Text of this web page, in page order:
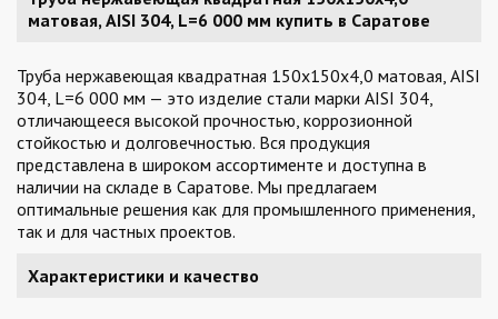
матовая, AISI 304, L=6 000 мм купить в Саратове
Труба нержавеющая квадратная 150х150х4,0 матовая, AISI
304, L=6 000 мм — это изделие стали марки AISI 304,
отличающееся высокой прочностью, коррозионной
стойкостью и долговечностью. Вся продукция
представлена в широком ассортименте и доступна в
наличии на складе в Саратове. Мы предлагаем
оптимальные решения как для промышленного применения,
так и для частных проектов.
Характеристики и качество